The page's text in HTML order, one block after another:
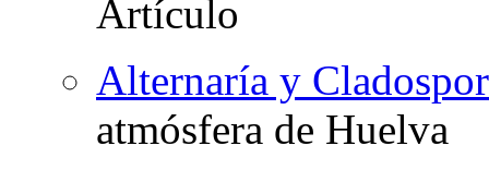
Alternaría y
atmósfera de Huelva